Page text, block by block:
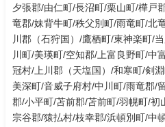
夕張郡/由仁町/長沼町/栗山町/樺戸
竜郡/妹背牛町/秩父別町/雨竜町/北
川郡（石狩国）/鷹栖町/東神楽町/
川町/美瑛町/空知郡/上富良野町/中
冠村/上川郡（天塩国）/和寒町/剣
美深町/音威子府村/中川町/雨竜郡/
郡/小平町/苫前郡/苫前町/羽幌町/初
宗谷郡/猿払村/枝幸郡/浜頓別町/中